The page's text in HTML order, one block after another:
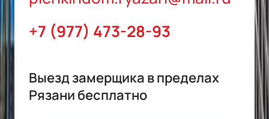
+7 (977) 473-28-93
Выезд замерщика в пределах
Рязани бесплатно